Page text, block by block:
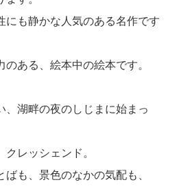
にも静かな人気のある名作です
ある、絵本中の絵本です。
、湖畔の夜のしじまに始まっ
レッシェンド。
も、景色のなかの気配も、